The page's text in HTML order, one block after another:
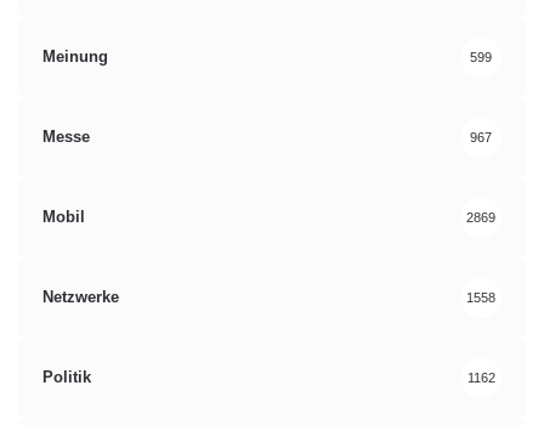
Meinung 599
Messe 967
Mobil 2869
Netzwerke 1558
Politik 1162